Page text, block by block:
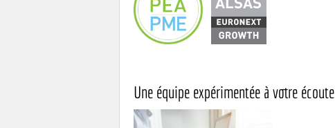
Une équipe expérimentée à votre écoute